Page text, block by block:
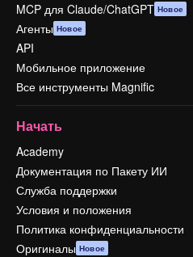
MCP для Claude/ChatGPT Новое
Агенты Новое
API
Мобильное приложение
Все инструменты Magnific
Начать
Academy
Документация по Пакету ИИ
Служба поддержки
Условия и положения
Политика конфиденциальности
Оригиналы Новое